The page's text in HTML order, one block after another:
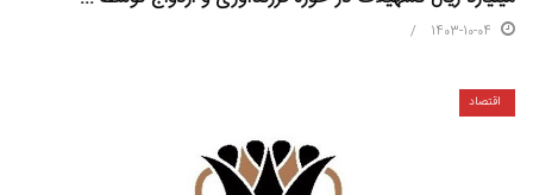
1403-10-04
اقتصاد